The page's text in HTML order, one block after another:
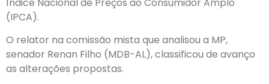
(IPCA).
O relator na comissão mista que analisou a MP,
senador Renan Filho (MDB-AL), classificou de avanço
as alterações propostas.